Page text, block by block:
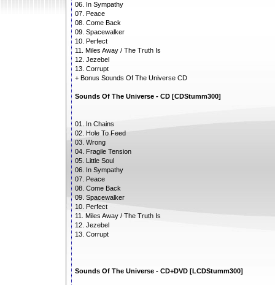
06. In Sympathy
07. Peace
08. Come Back
09. Spacewalker
10. Perfect
11. Miles Away / The Truth Is
12. Jezebel
13. Corrupt
+ Bonus Sounds Of The Universe CD
Sounds Of The Universe - CD [CDStumm300]
01. In Chains
02. Hole To Feed
03. Wrong
04. Fragile Tension
05. Little Soul
06. In Sympathy
07. Peace
08. Come Back
09. Spacewalker
10. Perfect
11. Miles Away / The Truth Is
12. Jezebel
13. Corrupt
Sounds Of The Universe - CD+DVD [LCDStumm300]